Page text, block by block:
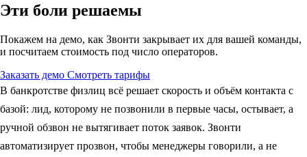
Эти боли решаемы
Покажем на демо, как Звонти закрывает их для вашей команды,
и посчитаем стоимость под число операторов.
Заказать демо Смотреть тарифы
В банкротстве физлиц всё решает скорость и объём контакта с
базой: лид, которому не позвонили в первые часы, остывает, а
ручной обзвон не вытягивает поток заявок. Звонти
автоматизирует прозвон, чтобы менеджеры говорили, а не